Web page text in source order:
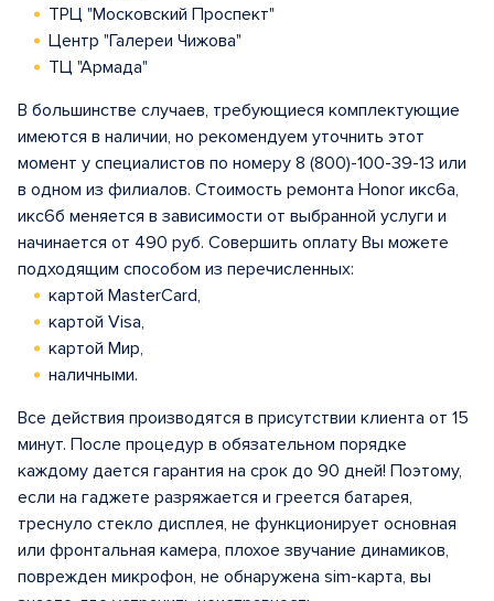
ТРЦ "Московский Проспект"
Центр "Галереи Чижова"
ТЦ "Армада"
В большинстве случаев, требующиеся комплектующие
имеются в наличии, но рекомендуем уточнить этот
момент у специалистов по номеру 8 (800)-100-39-13 или
в одном из филиалов. Стоимость ремонта Honor икс6а,
икс6б меняется в зависимости от выбранной услуги и
начинается от 490 руб. Совершить оплату Вы можете
подходящим способом из перечисленных:
картой MasterCard,
картой Visa,
картой Мир,
наличными.
Все действия производятся в присутствии клиента от 15
минут. После процедур в обязательном порядке
каждому дается гарантия на срок до 90 дней! Поэтому,
если на гаджете разряжается и греется батарея,
треснуло стекло дисплея, не функционирует основная
или фронтальная камера, плохое звучание динамиков,
поврежден микрофон, не обнаружена sim-карта, вы